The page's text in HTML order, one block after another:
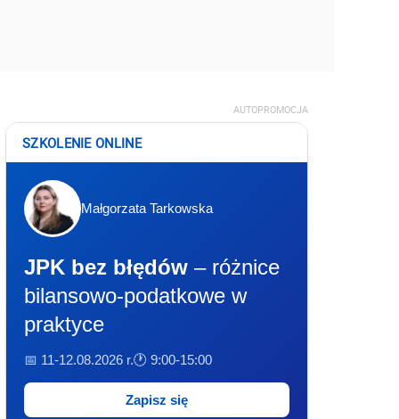
AUTOPROMOCJA
SZKOLENIE ONLINE
Małgorzata Tarkowska
JPK bez błędów – różnice
bilansowo-podatkowe w
praktyce
📅 11-12.08.2026 r.🕐 9:00-15:00
Zapisz się